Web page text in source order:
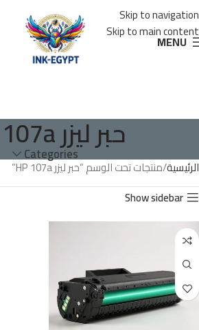
Skip to navigation
Skip to main content
MENU
حبر ليزر HP 107aCategories
الرئيسية منتجات تحت الوسم “حبر ليزر HP 107a”
Show sidebar